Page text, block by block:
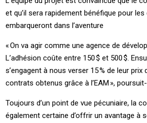
et qu’il sera rapidement bénéfique pour
embarqueront dans l’aventure
« ­On va agir comme une agence de
L’adhésion coûte entre 150 $ et 500 $.
s’engagent à nous verser 15 % de leur prix
contrats obtenus grâce à l’EAM »,
Toujours d’un point de vue pécuniaire, la
également certaine d’offrir un avantage à